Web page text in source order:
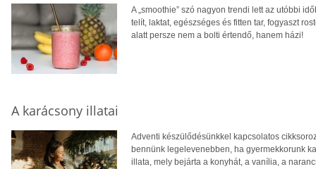
A „smoothie” szó nagyon trendi lett az utóbbi
telít, laktat, egészséges és fitten tar, fogyaszt
alatt persze nem a bolti értendő, hanem házi!
A karácsony illatai
Adventi készülődésünkkel kapcsolatos
bennünk legelevenebben, ha gyermekkorunk
illata, mely bejárta a konyhát, a vanília, a